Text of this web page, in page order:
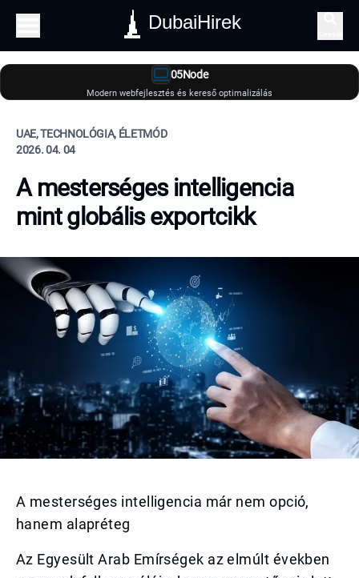
DubaiHirek
05Node
Modern webfejlesztés és kereső optimalizálás
UAE, TECHNOLÓGIA, ÉLETMÓD
2026. 04. 04
A mesterséges intelligencia
mint globális exportcikk
A mesterséges intelligencia már nem opció,
hanem alapréteg
Az Egyesült Arab Emírségek az elmúlt években